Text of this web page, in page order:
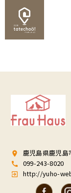
room 鹿児島県鹿児
call 099-243-8020
exit_to_app http://yuho-